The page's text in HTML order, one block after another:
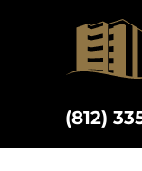
(812)